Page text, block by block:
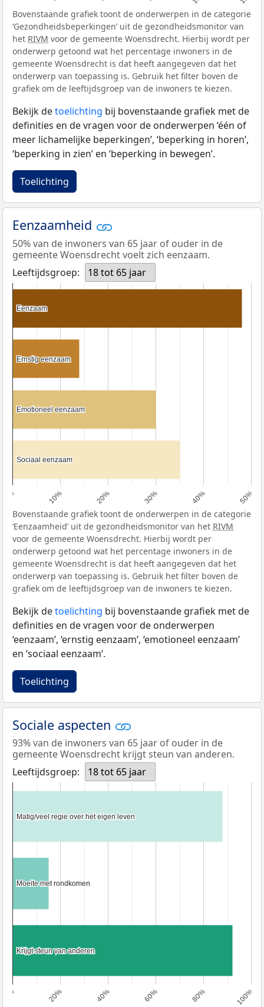
Bovenstaande grafiek toont de onderwerpen in de categorie
‘Gezondheidsbeperkingen’ uit de gezondheidsmonitor van
het RIVM voor de gemeente Woensdrecht. Hierbij wordt per
onderwerp getoond wat het percentage inwoners in de
gemeente Woensdrecht is dat heeft aangegeven dat het
onderwerp van toepassing is. Gebruik het filter boven de
grafiek om de leeftijdsgroep van de inwoners te kiezen.
Bekijk detoelichting bij bovenstaande grafiek met de
definities en de vragen voor de onderwerpen ‘één of
meer lichamelijke beperkingen’, ‘beperking in horen’,
‘beperking in zien’ en ‘beperking in bewegen’.
Toelichting
Eenzaamheid
50% van de inwoners van 65 jaar of ouder in de
gemeente Woensdrecht voelt zich eenzaam.
Leeftijdsgroep:
18 tot 65 jaar
0% 10% 20% 30% 40% 50%
Eenzaam
Eenzaam
Ernstig eenzaam
Ernstig eenzaam
Emotioneel eenzaam
Emotioneel eenzaam
Sociaal eenzaam
Sociaal eenzaam
Bovenstaande grafiek toont de onderwerpen in de categorie
‘Eenzaamheid’ uit de gezondheidsmonitor van het RIVM
voor de gemeente Woensdrecht. Hierbij wordt per
onderwerp getoond wat het percentage inwoners in de
gemeente Woensdrecht is dat heeft aangegeven dat het
onderwerp van toepassing is. Gebruik het filter boven de
grafiek om de leeftijdsgroep van de inwoners te kiezen.
Bekijk detoelichting bij bovenstaande grafiek met de
definities en de vragen voor de onderwerpen
‘eenzaam’, ‘ernstig eenzaam’, ‘emotioneel eenzaam’
en ‘sociaal eenzaam’.
Toelichting
Sociale aspecten
93% van de inwoners van 65 jaar of ouder in de
gemeente Woensdrecht krijgt steun van anderen.
Leeftijdsgroep:
18 tot 65 jaar
0% 20% 40% 60% 80% 100%
Matig/veel regie over het eigen leven
Matig/veel regie over het eigen leven
Moeite met rondkomen
Moeite met rondkomen
Krijgt steun van anderen
Krijgt steun van anderen